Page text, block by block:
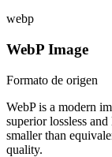
webp
WebP Image
Formato de origen
WebP is a modern
superior lossless
smaller than
quality.